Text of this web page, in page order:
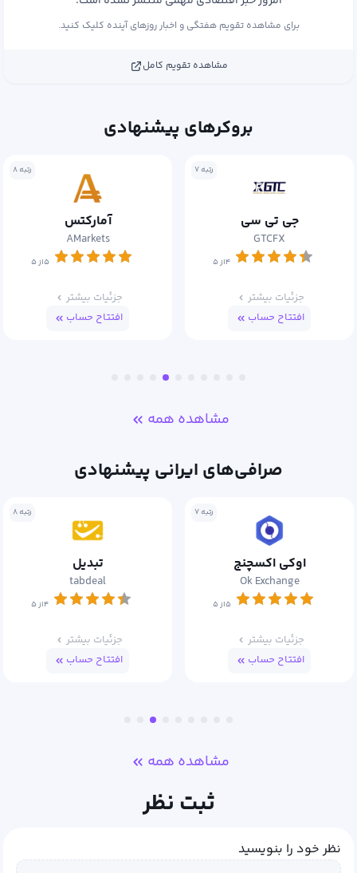
برای مشاهده تقویم هفتگی و اخبار روزهای آینده کلیک کنید.
مشاهده تقویم کامل
بروکرهای پیشنهادی
رتبه ۷
جی تی سی
GTCFX
۴از ۵
جزئیات بیشتر
افتتاح حساب
رتبه ۸
آمارکتس
AMarkets
۵از ۵
جزئیات بیشتر
افتتاح حساب
مشاهده همه
صرافی‌های ایرانی پیشنهادی
رتبه ۷
اوکی اکسچنج
Ok Exchange
۵از ۵
جزئیات بیشتر
افتتاح حساب
رتبه ۸
تبدیل
tabdeal
۴از ۵
جزئیات بیشتر
افتتاح حساب
مشاهده همه
ثبت نظر
نظر خود را بنویسید